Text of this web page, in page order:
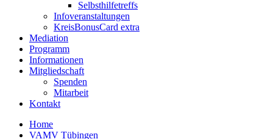
Selbsthilfetreffs
Infoveranstaltungen
KreisBonusCard extra
Mediation
Programm
Informationen
Mitgliedschaft
Spenden
Mitarbeit
Kontakt
Home
VAMV Tübingen